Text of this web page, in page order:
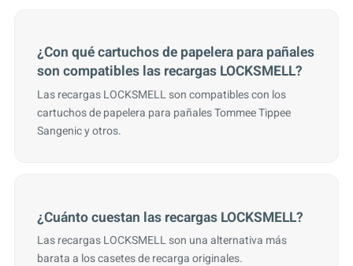
¿Con qué cartuchos de papelera para pañales
son compatibles las recargas LOCKSMELL?
Las recargas LOCKSMELL son compatibles con los
cartuchos de papelera para pañales Tommee Tippee
Sangenic y otros.
¿Cuánto cuestan las recargas LOCKSMELL?
Las recargas LOCKSMELL son una alternativa más
barata a los casetes de recarga originales.